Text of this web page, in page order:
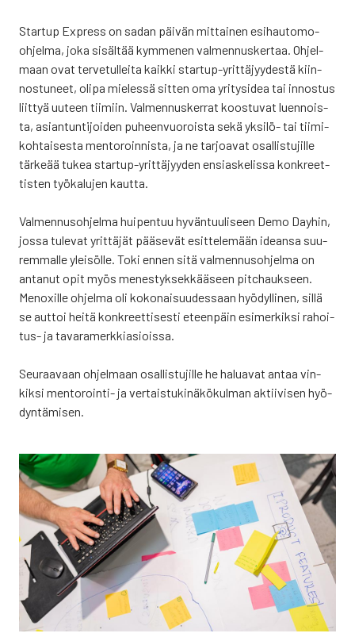
Star­tup Express on sadan päi­vän mit­tai­nen esi­hau­to­mo-
ohjel­ma, joka sisäl­tää kym­me­nen val­men­nus­ker­taa. Ohjel­
maan ovat ter­ve­tul­lei­ta kaik­ki star­tup-yrit­tä­jyy­des­tä kiin­
nos­tu­neet, oli­pa mie­les­sä sit­ten oma yri­tys­idea tai innos­tus
liit­tyä uuteen tii­miin. Val­men­nus­ker­rat koos­tu­vat luen­nois­
ta, asian­tun­ti­joi­den puheen­vuo­rois­ta sekä yksi­lö- tai tii­mi­
koh­tai­ses­ta men­to­roin­nis­ta, ja ne tar­joa­vat osal­lis­tu­jil­le
tär­ke­ää tukea star­tup-yrit­tä­jyy­den ensias­ke­lis­sa kon­kreet­
tis­ten työ­ka­lu­jen kaut­ta.
Val­men­nus­oh­jel­ma hui­pen­tuu hyvän­tuu­li­seen Demo Day­hin,
jos­sa tule­vat yrit­tä­jät pää­se­vät esit­te­le­mään idean­sa suu­
rem­mal­le ylei­söl­le. Toki ennen sitä val­men­nus­oh­jel­ma on
anta­nut opit myös menes­tyk­sek­kää­seen pitc­hauk­seen.
Menoxil­le ohjel­ma oli koko­nai­suu­des­saan hyö­dyl­li­nen, sil­lä
se aut­toi hei­tä kon­kreet­ti­ses­ti eteen­päin esi­mer­kik­si rahoi­
tus- ja tava­ra­merk­ki­asiois­sa.
Seu­raa­vaan ohjel­maan osal­lis­tu­jil­le he halua­vat antaa vin­
kik­si men­to­roin­ti- ja ver­tais­tu­ki­nä­kö­kul­man aktii­vi­sen hyö­
dyn­tä­mi­sen.